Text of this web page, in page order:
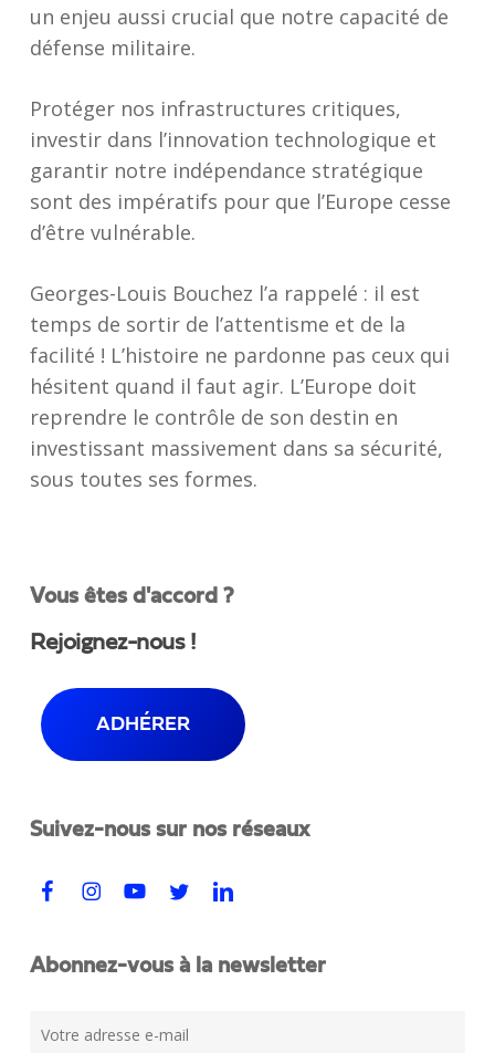
un enjeu aussi crucial que notre capacité de
défense militaire.
Protéger nos infrastructures critiques,
investir dans l’innovation technologique et
garantir notre indépendance stratégique
sont des impératifs pour que l’Europe cesse
d’être vulnérable.
Georges-Louis Bouchez l’a rappelé : il est
temps de sortir de l’attentisme et de la
facilité ! L’histoire ne pardonne pas ceux qui
hésitent quand il faut agir. L’Europe doit
reprendre le contrôle de son destin en
investissant massivement dans sa sécurité,
sous toutes ses formes.
Vous êtes d'accord ?
Rejoignez-nous !
ADHÉRER
Suivez-nous sur nos réseaux
Abonnez-vous à la newsletter